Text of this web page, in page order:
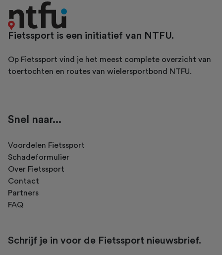
Fietssport is een initiatief van NTFU.
Op Fietssport vind je het meest complete overzicht van
toertochten en routes van wielersportbond NTFU.
Snel naar...
Voordelen Fietssport
Schadeformulier
Over Fietssport
Contact
Partners
FAQ
Schrijf je in voor de Fietssport nieuwsbrief.